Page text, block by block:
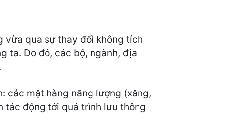
vừa qua sự thay đổi không tích
ta. Do đó, các bộ, ngành, địa
các mặt hàng năng lượng (xăng,
tác động tới quá trình lưu thông